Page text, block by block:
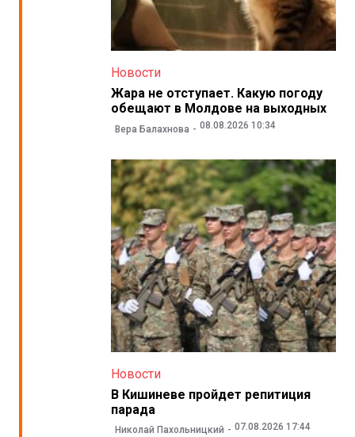
Новости
Жара не отступает. Какую погоду
обещают в Молдове на выходных
Вера Балахнова 08.08.2026 10:34
Новости
В Кишиневе пройдет репитиция
парада
Николай Пахольницкий 07.08.2026 17:44